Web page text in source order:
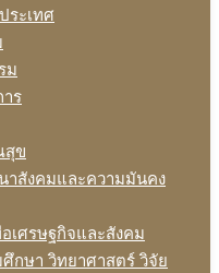
ระเทศ
ม
ร
สุข
าสังคมและความมันคง
เศรษฐกิจและสังคม
กษา วิทยาศาสตร์ วิจัย